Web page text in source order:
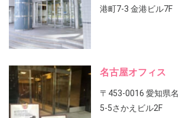
港町7-3 金港ビル7F
名古屋オフィス
〒453-0016 愛知県
5-5さかえビル2F